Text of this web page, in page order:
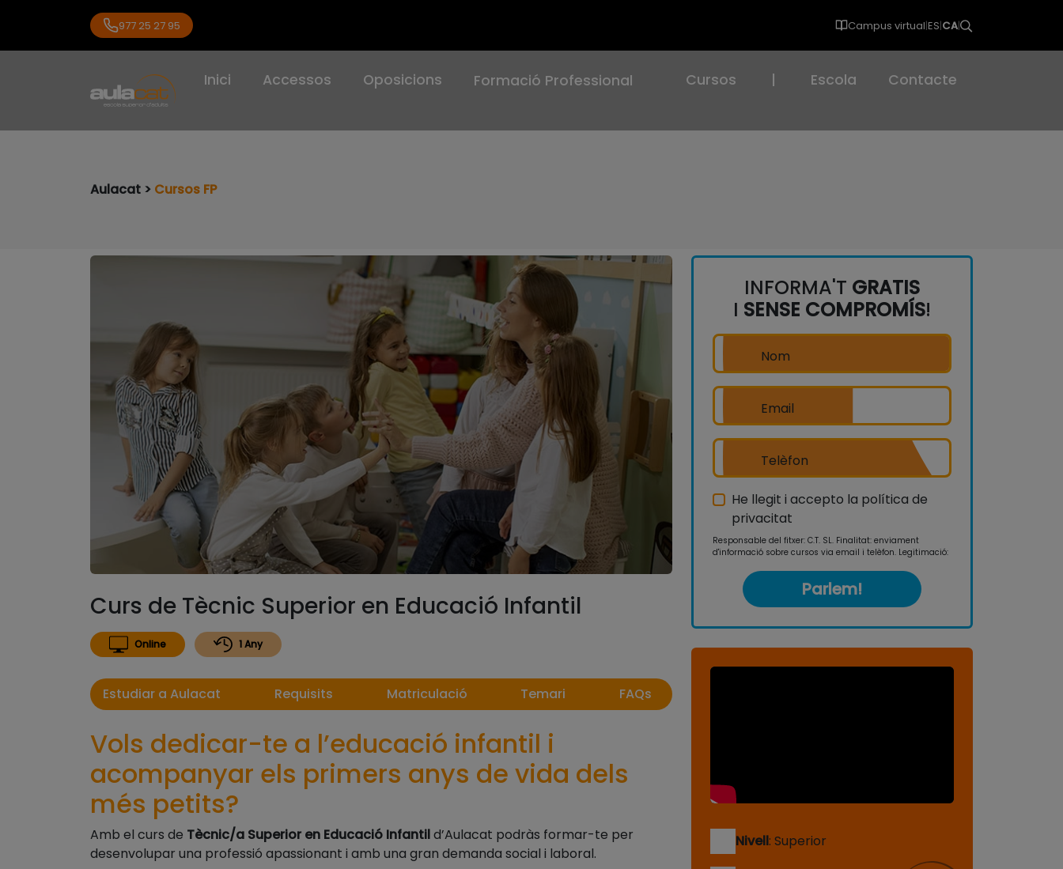
977 25 27 95 Campus virtual|ES|CA|
Inici Accessos Oposicions Formació Professional Cursos | Escola Contacte
Aulacat > Cursos FP
Curs de Tècnic Superior en Educació Infantil
Online 1 Any
Estudiar a Aulacat Requisits Matriculació Temari FAQs
Vols dedicar-te a l’educació infantil i
acompanyar els primers anys de vida dels
més petits?
Amb el curs de Tècnic/a Superior en Educació Infantild’Aulacat podràs formar-te per
desenvolupar una professió apassionant i amb una gran demanda social i laboral.
INFORMA'T GRATIS
I SENSE COMPROMÍS!
Nom
Email
Telèfon
He llegit i accepto la política de
privacitat
Responsable del fitxer: C.T. SL. Finalitat: enviament
d'informació sobre cursos via email i telèfon. Legitimació:
suprimir les dades així com altres drets. Pot consultar
informació addicional i detallada en la nostra
política de
privacitat
Nivell: Superior